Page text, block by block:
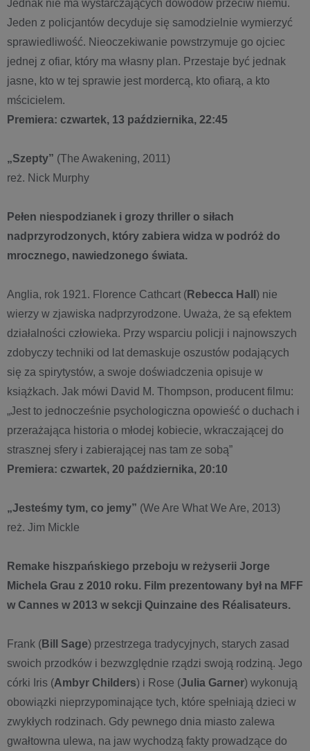
Jednak nie ma wystarczających dowodów przeciw niemu.
Jeden z policjantów decyduje się samodzielnie wymierzyć
sprawiedliwość. Nieoczekiwanie powstrzymuje go ojciec
jednej z ofiar, który ma własny plan. Przestaje być jednak
jasne, kto w tej sprawie jest mordercą, kto ofiarą, a kto
mścicielem.
Premiera: czwartek, 13 października, 22:45
„Szepty” (The Awakening, 2011)
reż. Nick Murphy
Pełen niespodzianek i grozy thriller o siłach
nadprzyrodzonych, który zabiera widza w podróż do
mrocznego, nawiedzonego świata.
Anglia, rok 1921. Florence Cathcart (Rebecca Hall ) nie
wierzy w zjawiska nadprzyrodzone. Uważa, że są efektem
działalności człowieka. Przy wsparciu policji i najnowszych
zdobyczy techniki od lat demaskuje oszustów podających
się za spirytystów, a swoje doświadczenia opisuje w
książkach. Jak mówi David M. Thompson, producent filmu:
„Jest to jednocześnie psychologiczna opowieść o duchach i
przerażająca historia o młodej kobiecie, wkraczającej do
strasznej sfery i zabierającej nas tam ze sobą”
Premiera: czwartek, 20 października, 20:10
„Jesteśmy tym, co jemy” (We Are What We Are, 2013)
reż. Jim Mickle
Remake hiszpańskiego przeboju w reżyserii Jorge
Michela Grau z 2010 roku. Film prezentowany był na MFF
w Cannes w 2013 w sekcji Quinzaine des Réalisateurs.
Frank (Bill Sage) przestrzega tradycyjnych, starych zasad
swoich przodków i bezwzględnie rządzi swoją rodziną. Jego
córki Iris (Ambyr Childers) i Rose (Julia Garner) wykonują
obowiązki nieprzypominające tych, które spełniają dzieci w
zwykłych rodzinach. Gdy pewnego dnia miasto zalewa
gwałtowna ulewa, na jaw wychodzą fakty prowadzące do